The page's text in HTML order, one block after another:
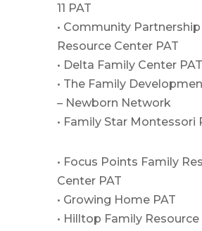
11 PAT
• Community
Resource Center PAT
• Delta Family Center PAT
• The Family
– Newborn Network
• Family Star Montessori
• Focus Points Family
Center PAT
• Growing Home PAT
• Hilltop Family